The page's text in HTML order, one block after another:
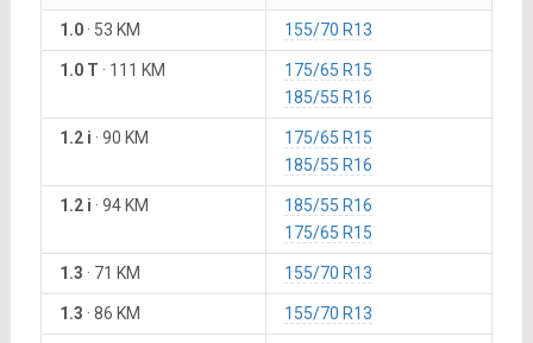
1.0· 53 KM 155/70 R13
1.0 T · 111 KM
175/65 R15
185/55 R16
1.2 i · 90 KM
175/65 R15
185/55 R16
1.2 i · 94 KM
185/55 R16
175/65 R15
1.3 · 71 KM 155/70 R13
1.3 · 86 KM 155/70 R13